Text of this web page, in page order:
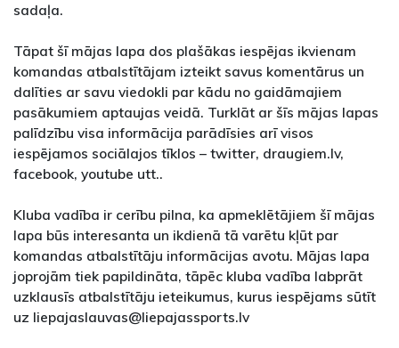
sadaļa.
Tāpat šī mājas lapa dos plašākas iespējas ikvienam
komandas atbalstītājam izteikt savus komentārus un
dalīties ar savu viedokli par kādu no gaidāmajiem
pasākumiem aptaujas veidā. Turklāt ar šīs mājas lapas
palīdzību visa informācija parādīsies arī visos
iespējamos sociālajos tīklos – twitter, draugiem.lv,
facebook, youtube utt..
Kluba vadība ir cerību pilna, ka apmeklētājiem šī mājas
lapa būs interesanta un ikdienā tā varētu kļūt par
komandas atbalstītāju informācijas avotu. Mājas lapa
joprojām tiek papildināta, tāpēc kluba vadība labprāt
uzklausīs atbalstītāju ieteikumus, kurus iespējams sūtīt
uz liepajaslauvas@liepajassports.lv